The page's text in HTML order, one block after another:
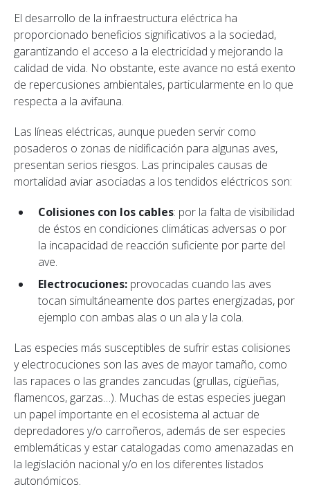
El desarrollo de la infraestructura eléctrica ha
proporcionado beneficios significativos a la sociedad,
garantizando el acceso a la electricidad y mejorando la
calidad de vida. No obstante, este avance no está exento
de repercusiones ambientales, particularmente en lo que
respecta a la avifauna.
Las líneas eléctricas, aunque pueden servir como
posaderos o zonas de nidificación para algunas aves,
presentan serios riesgos. Las principales causas de
mortalidad aviar asociadas a los tendidos eléctricos son:
Colisiones con los cables: por la falta de visibilidad
de éstos en condiciones climáticas adversas o por
la incapacidad de reacción suficiente por parte del
ave.
Electrocuciones: provocadas cuando las aves
tocan simultáneamente dos partes energizadas, por
ejemplo con ambas alas o un ala y la cola.
Las especies más susceptibles de sufrir estas colisiones
y electrocuciones son las aves de mayor tamaño, como
las rapaces o las grandes zancudas (grullas, cigüeñas,
flamencos, garzas…). Muchas de estas especies juegan
un papel importante en el ecosistema al actuar de
depredadores y/o carroñeros, además de ser especies
emblemáticas y estar catalogadas como amenazadas en
la legislación nacional y/o en los diferentes listados
autonómicos.